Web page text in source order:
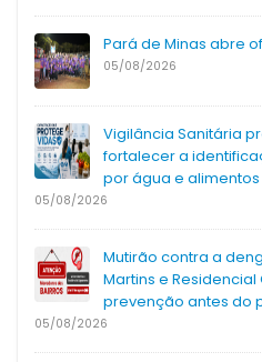
Pará de Minas abre
05/08/2026
Vigilância Sanitária
fortalecer a
por água e
05/08/2026
Mutirão contra a
Martins e
prevenção antes do
05/08/2026